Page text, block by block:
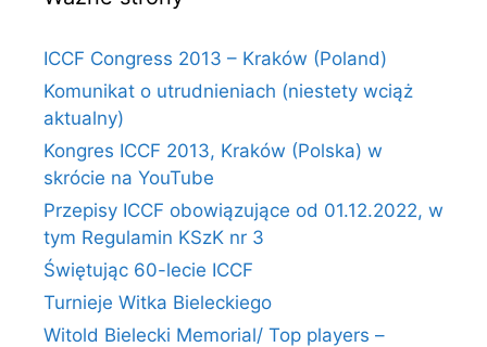
ICCF Congress 2013 – Kraków (Poland)
Komunikat o utrudnieniach (niestety wciąż
aktualny)
Kongres ICCF 2013, Kraków (Polska) w
skrócie na YouTube
Przepisy ICCF obowiązujące od 01.12.2022, w
tym Regulamin KSzK nr 3
Świętując 60-lecie ICCF
Turnieje Witka Bieleckiego
Witold Bielecki Memorial/ Top players –